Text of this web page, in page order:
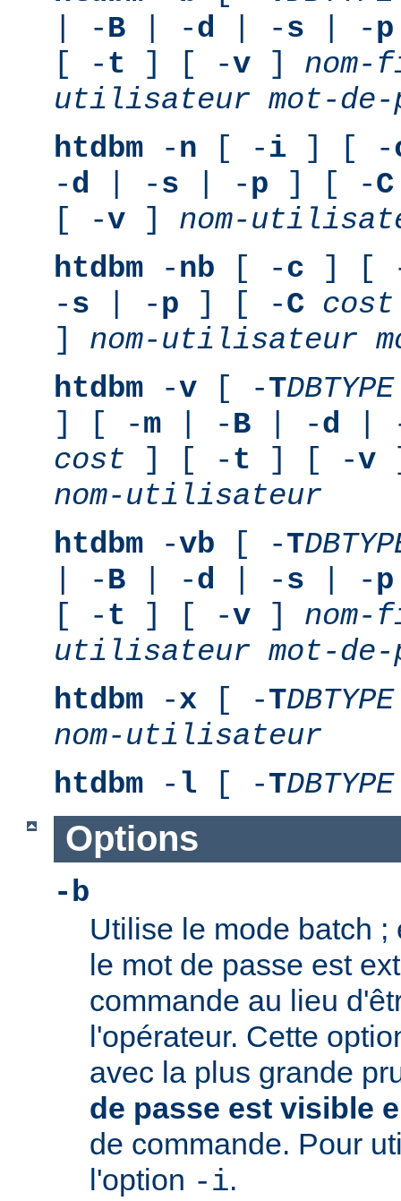
| -B | -d | -s | -p
[ -t ] [ -v ]
utilisateur mot-de-
htdbm -n [ -i ] [ -
-d | -s | -p ] [ -C
[ -v ] nom-
htdbm -nb [ -c ] [
-s | -p ] [ -C cost
] nom-utilisateur
htdbm -v [ -TDBTYPE
] [ -m | -B | -d |
cost ] [ -t ] [ -v
nom-utilisateur
htdbm -vb [ -T
| -B | -d | -s | -p
[ -t ] [ -v ]
utilisateur mot-de-
htdbm -x [ -TDBTYPE
nom-utilisateur
htdbm - l [ -TDBTYPE
Options
-b
Utilise le mode batch ;
le mot de passe est
commande au lieu
l'opérateur. Cette
avec la plus grande
de passe est visible
de commande. Pour
l'option -i.